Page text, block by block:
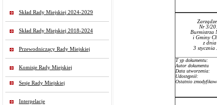
Skład Rady Miejskiej 2024-2029
Skład Rady Miejskiej 2018-2024
Przewodniczący Rady Miejskiej
Komisje Rady Miejskiej
Sesje Rady Miejskiej
Interpelacje
Nr 3/
Burmistrza
i Gminy
z
3 stycznia
Typ dokumentu:
Autor dokumentu
Data utworzenia:
Udostępnił:
Ostatnio